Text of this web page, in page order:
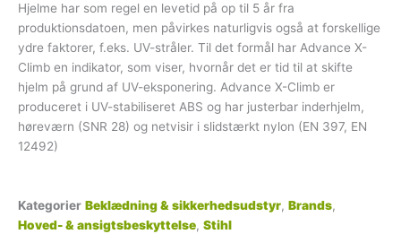
Hjelme har som regel en levetid på op til 5 år fra
produktionsdatoen, men påvirkes naturligvis også at forskellige
ydre faktorer, f.eks. UV-stråler. Til det formål har Advance X-
Climb en indikator, som viser, hvornår det er tid til at skifte
hjelm på grund af UV-eksponering. Advance X-Climb er
produceret i UV-stabiliseret ABS og har justerbar inderhjelm,
høreværn (SNR 28) og netvisir i slidstærkt nylon (EN 397, EN
12492)
Kategorier Beklædning & sikkerhedsudstyr, Brands,
Hoved- & ansigtsbeskyttelse, Stihl